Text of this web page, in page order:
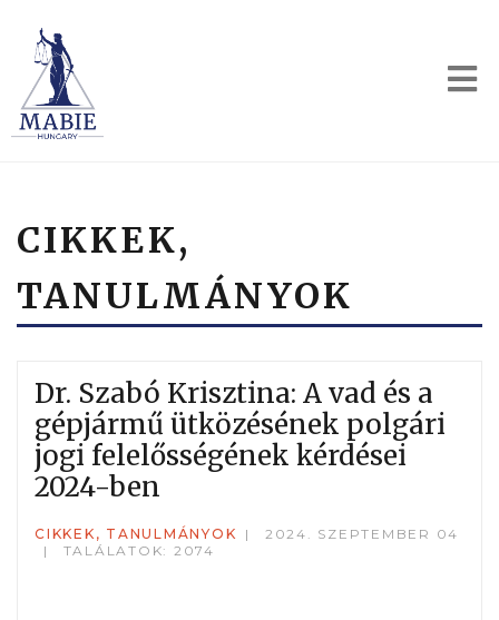
CIKKEK,
TANULMÁNYOK
Dr. Szabó Krisztina: A vad és a
gépjármű ütközésének polgári
jogi felelősségének kérdései
2024-ben
CIKKEK, TANULMÁNYOK
2024. SZEPTEMBER 04
TALÁLATOK: 2074